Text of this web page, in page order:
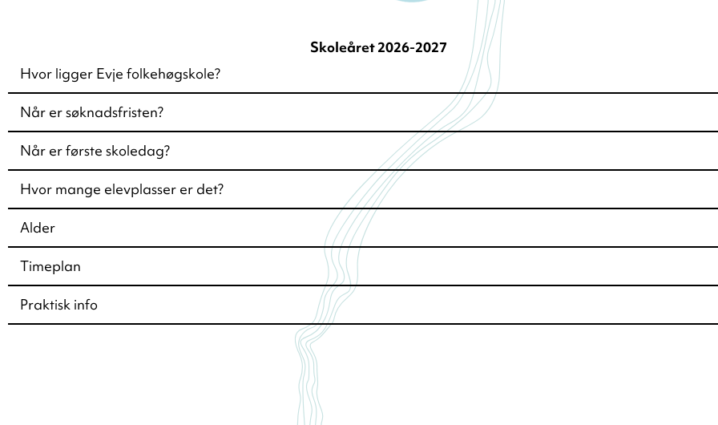
Skoleåret 2026-2027
Hvor ligger Evje folkehøgskole?
Når er søknadsfristen?
Når er første skoledag?
Hvor mange elevplasser er det?
Alder
Timeplan
Praktisk info